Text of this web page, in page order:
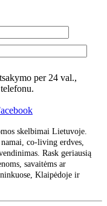
per 24 val.,
skelbimai Lietuvoje.
co-living erdves,
Rask geriausią
savaitėms ar
Klaipėdoje ir